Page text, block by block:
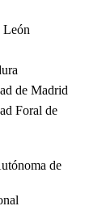
León
de Madrid
Foral de
de